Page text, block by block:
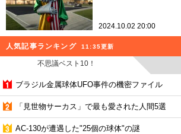
2024.10.02 20:00
人気記事ランキング 11:35更新
不思議ベスト10！
ブラジル金属球体UFO事件の機密ファイル
「見世物サーカス」で最も愛された人間5選
AC-130が遭遇した"25個の球体"の謎